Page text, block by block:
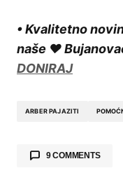
• Kvalitetno
naše ❤️
DONIRAJ
ARBER PAJAZITI
9 COMMENTS